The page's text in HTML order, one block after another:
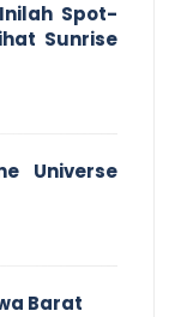
Spot-
Sunrise
Universe
Barat